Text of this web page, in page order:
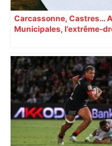
Carcassonne, Castres…
Municipales, l’extrême-